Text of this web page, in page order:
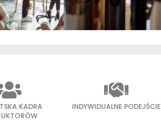
KADRA
INDYWIDUALNE PODEJŚCIE